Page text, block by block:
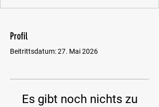
Profil
Beitrittsdatum: 27. Mai 2026
Es gibt noch nichts zu